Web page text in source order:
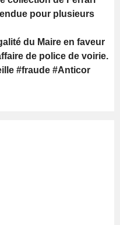
pour plusieurs
du Maire en faveur
de police de voirie.
#fraude #Anticor